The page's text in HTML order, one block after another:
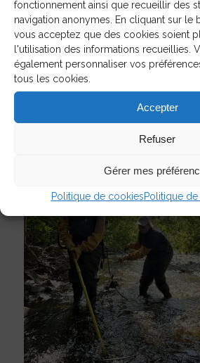
fonctionnement ainsi que recueillir des
navigation anonymes. En cliquant sur le
vous acceptez que des cookies soient
l'utilisation des informations recueillies.
également personnaliser vos
tous les cookies.
Accepter
Refuser
Gérer mes
Politique de cookiesPolitique
restauration des
24/11/2025